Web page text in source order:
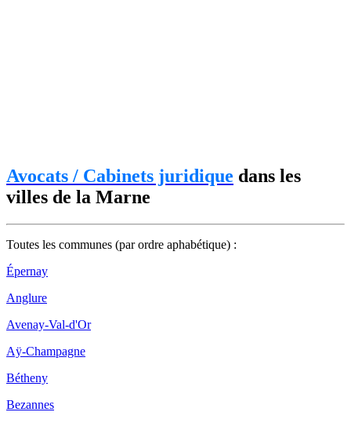
Avocats / Cabinets juridique dans les
villes de la Marne
Toutes les communes (par ordre aphabétique) :
Épernay
Anglure
Avenay-Val-d'Or
Aÿ-Champagne
Bétheny
Bezannes